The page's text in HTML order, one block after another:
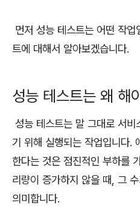
먼저 성능 테스트는 어떤 작
트에 대해서 알아보겠습니다.
성능 테스트는 왜 해
성능 테스트는 말 그대로 서
기 위해 실행되는 작업입니다.
한다는 것은 점진적인 부하를
리량이 증가하지 않을 때, 그
의미합니다.